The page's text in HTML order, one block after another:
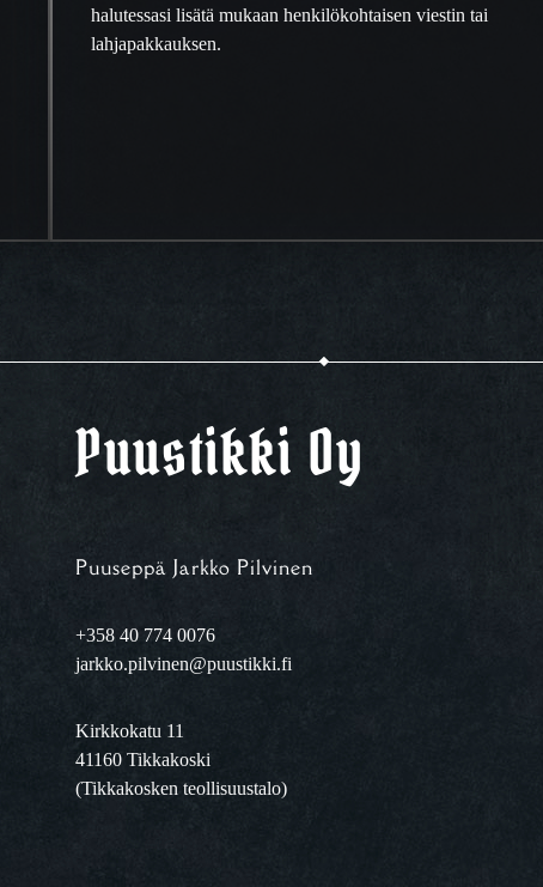
halutessasi lisätä mukaan henkilökohtaisen viestin tai
lahjapakkauksen.
Puustikki Oy
Puuseppä Jarkko Pilvinen
+358 40 774 0076
jarkko.pilvinen@puustikki.fi
Kirkkokatu 11
41160 Tikkakoski
(Tikkakosken teollisuustalo)